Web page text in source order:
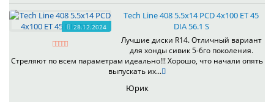
28.12.2024
Tech Line 408 5.5x14 PCD 4x100 ET 45
DIA 56.1 S
Лучшие диски R14. Отличный вариант
для хонды сивик 5-6го поколения.
Стреляют по всем параметрам идеально!!! Хорошо, что начали опять
выпускать их...
Юрик